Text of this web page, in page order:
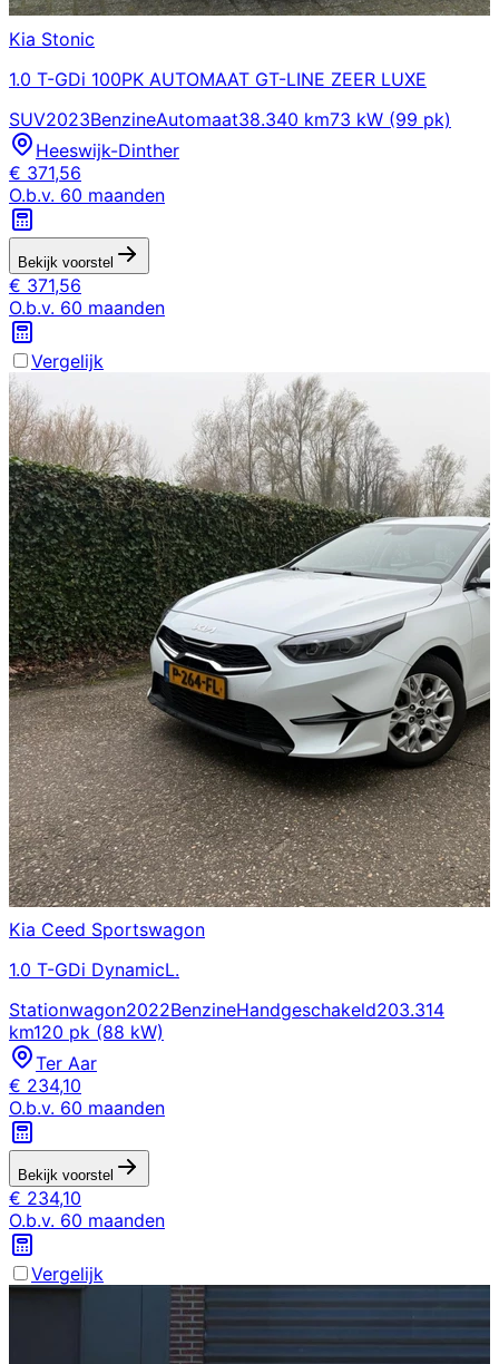
Kia Stonic
1.0 T-GDi 100PK AUTOMAAT GT-LINE ZEER LUXE
SUV2023BenzineAutomaat38.340 km73 kW (99 pk)
Heeswijk-Dinther
€ 371,56
O.b.v. 60 maanden
Bekijk voorstel
€ 371,56
O.b.v. 60 maanden
Vergelijk
Kia Ceed Sportswagon
1.0 T-GDi DynamicL.
Stationwagon2022BenzineHandgeschakeld203.314
km120 pk (88 kW)
Ter Aar
€ 234,10
O.b.v. 60 maanden
Bekijk voorstel
€ 234,10
O.b.v. 60 maanden
Vergelijk